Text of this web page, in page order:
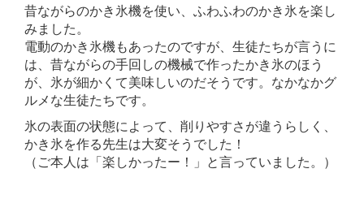
昔ながらのかき氷機を使い、ふわふわのかき氷を楽し
みました。
電動のかき氷機もあったのですが、生徒たちが言うに
は、昔ながらの手回しの機械で作ったかき氷のほう
が、氷が細かくて美味しいのだそうです。なかなかグ
ルメな生徒たちです。
氷の表面の状態によって、削りやすさが違うらしく、
かき氷を作る先生は大変そうでした！
（ご本人は「楽しかったー！」と言っていました。）